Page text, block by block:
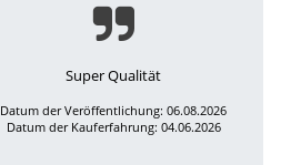
Super Qualität
Datum der Veröffentlichung: 06.08.2026
Datum der Kauferfahrung: 04.06.2026